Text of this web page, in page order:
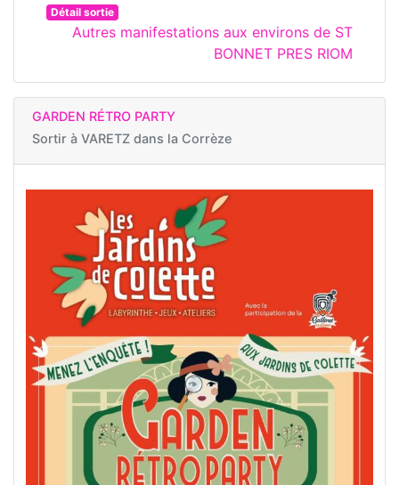
Détail sortie
Autres manifestations aux environs de ST
BONNET PRES RIOM
GARDEN RÉTRO PARTY
Sortir à VARETZ dans la Corrèze